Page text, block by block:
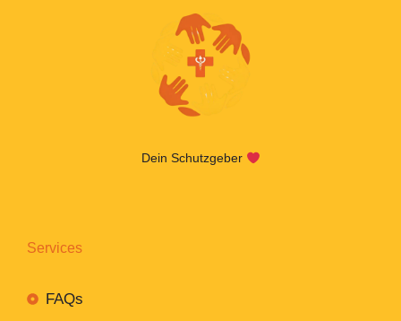
Dein Schutzgeber
Services
FAQs